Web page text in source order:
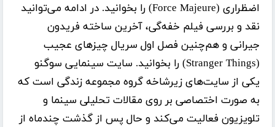
اضظراری (Force Majeure) را بخوانید. در ادامه می‌توانید
نقد و بررسی فیلم خفه‌گی، آخرین ساخته فریدون
جیرانی و هم‌چنین فصل اول سریال چیز‌های عجیب
(Stranger Things) را بخوانید. سایت سینمایی سوگنو
یکی از سایت‌های زیرشاخه گروه مجموعه زندگی است که
به صورت اختصاصی بر روی مقالات تحلیلی سینما و
تلویزیون فعالیت می‌کند و حال پس از گذشت چندماه از